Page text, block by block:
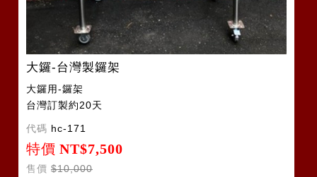
大鑼-台灣製鑼架
大鑼用-鑼架
台灣訂製約20天
代碼 hc-171
特價 NT$7,500
售價 $10,000